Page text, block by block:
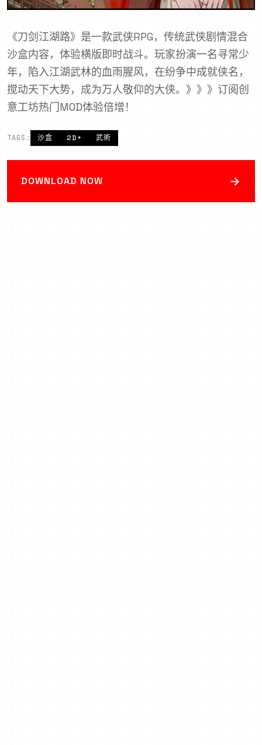
《刀剑江湖路》是一款武侠RPG，传统武侠剧情混合
沙盒内容，体验横版即时战斗。玩家扮演一名寻常少
年，陷入江湖武林的血雨腥风，在纷争中成就侠名，
搅动天下大势，成为万人敬仰的大侠。》》》订阅创
意工坊热门MOD体验倍增！
TAGS: 沙盒 2D+ 武術
DOWNLOAD NOW →